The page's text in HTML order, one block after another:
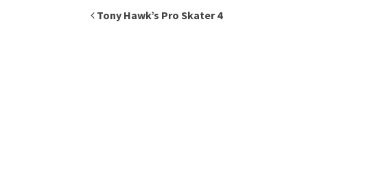
Inläggsnavigering
Tony Hawk’s Pro Skater 4